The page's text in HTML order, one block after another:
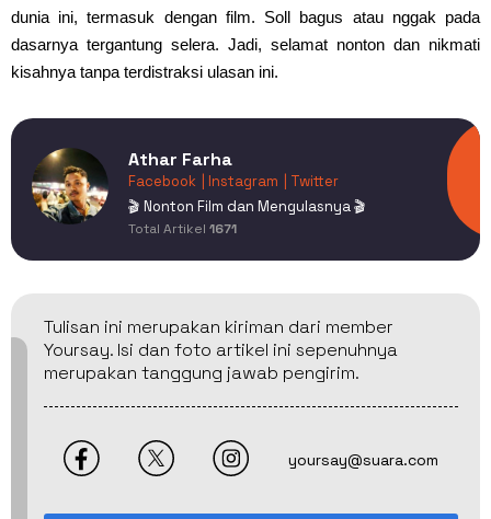
dunia ini, termasuk dengan film. Soll bagus atau nggak pada
dasarnya tergantung selera. Jadi, selamat nonton dan nikmati
kisahnya tanpa terdistraksi ulasan ini.
Athar Farha
Facebook | Instagram
| Twitter
🎬 Nonton Film dan Mengulasnya 🎬
Total Artikel 1671
Tulisan ini merupakan kiriman dari member
Yoursay. Isi dan foto artikel ini sepenuhnya
merupakan tanggung jawab pengirim.
yoursay@suara.com